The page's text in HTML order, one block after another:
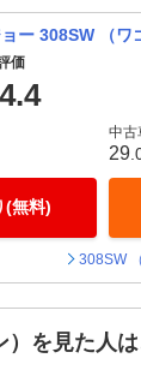
ー 308SW （ワ
価
4.4
(無料)
中古
29
308SW
）を見た人